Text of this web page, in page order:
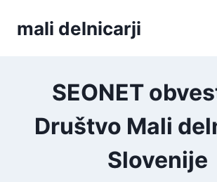
mali delnicarji
SEONET
Društvo Mali
Slovenije